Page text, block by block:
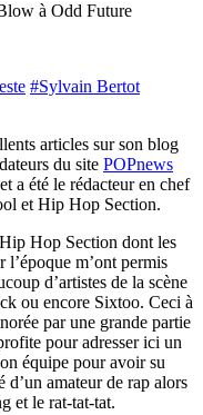
à Odd Future
#Sylvain Bertot
articles sur son blog
du site POPnews
a été le rédacteur en chef
et Hip Hop Section.
Hop Section dont les
m’ont permis
d’artistes de la scène
ou encore Sixtoo. Ceci à
par une grande partie
pour adresser ici un
équipe pour avoir su
amateur de rap alors
et le rat-tat-tat.